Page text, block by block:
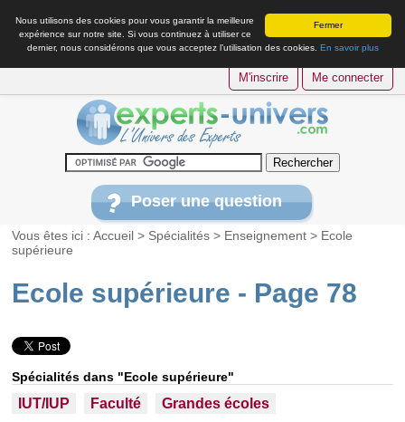
Fermer
Nous utilisons des cookies pour vous garantir la meilleure
expérience sur notre site. Si vous continuez à utiliser ce
dernier, nous considérons que vous acceptez l’utilisation des cookies. En savoir plus
M'inscrire Me connecter
Poser une question
Vous êtes ici :Accueil > Spécialités > Enseignement > Ecole
supérieure
Ecole supérieure - Page 78
Spécialités dans "Ecole supérieure"
IUT/IUP Faculté Grandes écoles